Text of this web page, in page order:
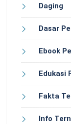
Daging
Dasar
Ebook
Edukasi
Fakta
Info